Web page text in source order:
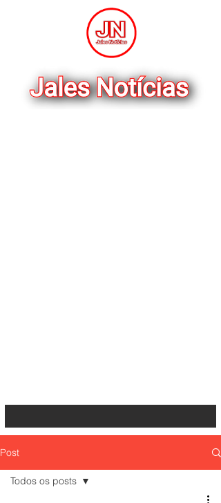
Post
Todos os posts